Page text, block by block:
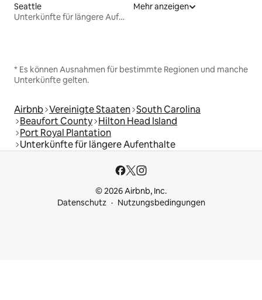
Seattle
Unterkünfte für längere Aufenthalte
Mehr anzeigen
* Es können Ausnahmen für bestimmte Regionen und manche
Unterkünfte gelten.
Airbnb Vereinigte Staaten South Carolina
Beaufort County Hilton Head Island
Port Royal Plantation
Unterkünfte für längere Aufenthalte
© 2026 Airbnb, Inc.
Datenschutz
Nutzungsbedingungen